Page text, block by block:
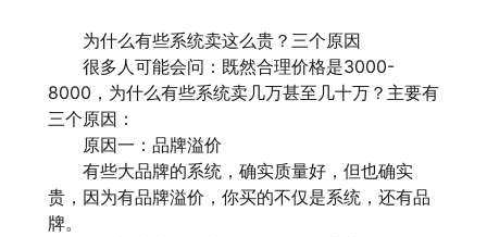
为什么有些系统卖这么贵？三个原因
很多人可能会问：既然合理价格是3000-
8000，为什么有些系统卖几万甚至几十万？主要有
三个原因：
原因一：品牌溢价
有些大品牌的系统，确实质量好，但也确实
贵，因为有品牌溢价，你买的不仅是系统，还有品
牌。